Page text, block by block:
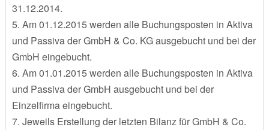
31.12.2014.
5. Am 01.12.2015 werden alle Buchungsposten in Aktiva
und Passiva der GmbH & Co. KG ausgebucht und bei der
GmbH eingebucht.
6. Am 01.01.2015 werden alle Buchungsposten in Aktiva
und Passiva der GmbH ausgebucht und bei der
Einzelfirma eingebucht.
7. Jeweils Erstellung der letzten Bilanz für GmbH & Co.